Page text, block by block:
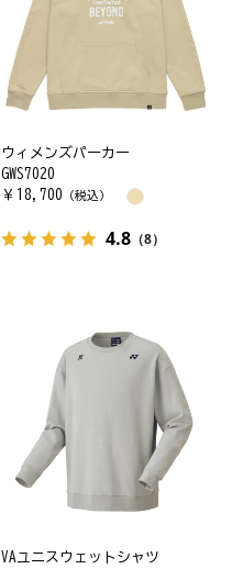
ウィメンズパーカー
GWS7020
￥ 18,700 （税込）
4.8（8）
VAユニスウェットシャツ